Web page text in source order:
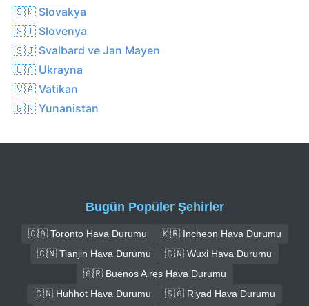
🇸🇰 Slovakya
🇸🇮 Slovenya
🇸🇯 Svalbard ve Jan Mayen
🇺🇦 Ukrayna
🇻🇦 Vatikan
🇬🇷 Yunanistan
Bugün Popüler Şehirler
🇨🇦 Toronto Hava Durumu
🇰🇷 İncheon Hava Durumu
🇨🇳 Tianjin Hava Durumu
🇨🇳 Wuxi Hava Durumu
🇦🇷 Buenos Aires Hava Durumu
🇨🇳 Huhhot Hava Durumu
🇸🇦 Riyad Hava Durumu